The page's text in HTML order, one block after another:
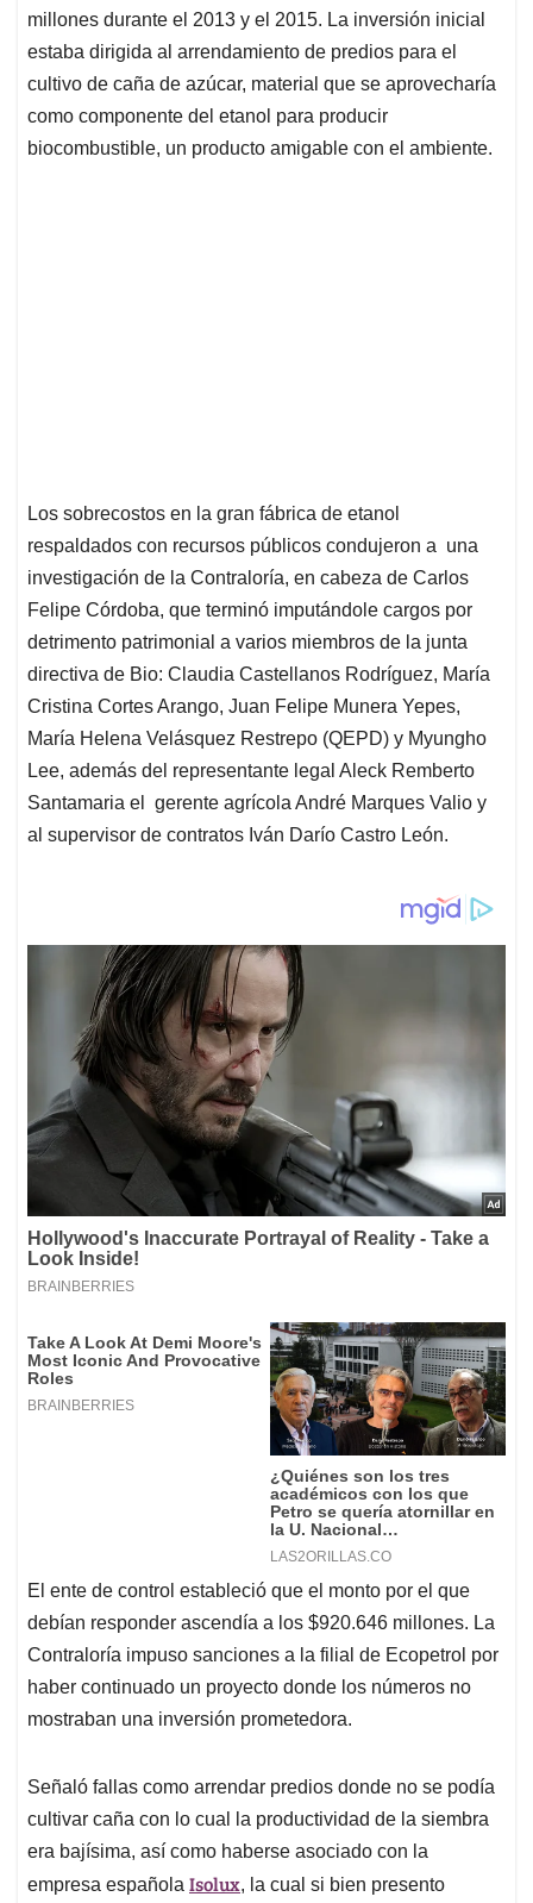
millones durante el 2013 y el 2015. La inversión inicial
estaba dirigida al arrendamiento de predios para el
cultivo de caña de azúcar, material que se aprovecharía
como componente del etanol para producir
biocombustible, un producto amigable con el ambiente.
Los sobrecostos en la gran fábrica de etanol
respaldados con recursos públicos condujeron a una
investigación de la Contraloría, en cabeza de Carlos
Felipe Córdoba, que terminó imputándole cargos por
detrimento patrimonial a varios miembros de la junta
directiva de Bio: Claudia Castellanos Rodríguez, María
Cristina Cortes Arango, Juan Felipe Munera Yepes,
María Helena Velásquez Restrepo (QEPD) y Myungho
Lee, además del representante legal Aleck Remberto
Santamaria el gerente agrícola André Marques Valio y
al supervisor de contratos Iván Darío Castro León.
El ente de control estableció que el monto por el que
debían responder ascendía a los $920.646 millones. La
Contraloría impuso sanciones a la filial de Ecopetrol por
haber continuado un proyecto donde los números no
mostraban una inversión prometedora.
Señaló fallas como arrendar predios donde no se podía
cultivar caña con lo cual la productividad de la siembra
era bajísima, así como haberse asociado con la
empresa española Isolux, la cual si bien presento